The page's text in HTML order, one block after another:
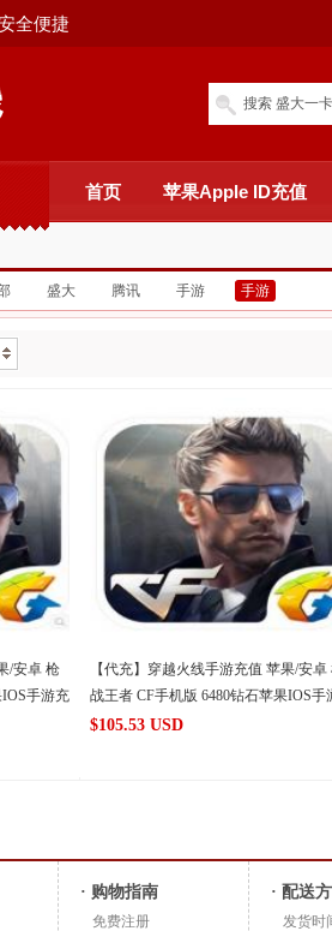
全便捷
搜索 盛大一
首页 苹果Apple ID充值
盛大 腾讯 手游 手游
/安卓 枪
手游充
【代充】穿越火线手游充值 苹果/安卓
战王者 CF手机版 6480钻石苹果IOS手
值
$105.53 USD
· 购物指南
免费注册
· 配送
发货时